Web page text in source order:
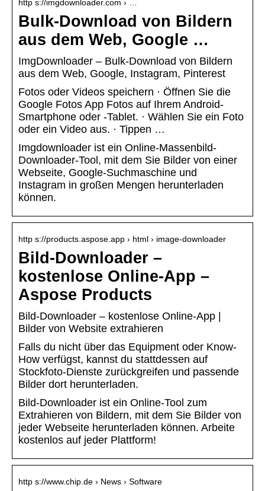
http s://imgdownloader.com › …
Bulk-Download von Bildern
aus dem Web, Google …
ImgDownloader – Bulk-Download von Bildern
aus dem Web, Google, Instagram, Pinterest
Fotos oder Videos speichern · Öffnen Sie die
Google Fotos App Fotos auf Ihrem Android-
Smartphone oder -Tablet. · Wählen Sie ein Foto
oder ein Video aus. · Tippen …
Imgdownloader ist ein Online-Massenbild-
Downloader-Tool, mit dem Sie Bilder von einer
Webseite, Google-Suchmaschine und
Instagram in großen Mengen herunterladen
können.
http s://products.aspose.app › html › image-downloader
Bild-Downloader –
kostenlose Online-App –
Aspose Products
Bild-Downloader – kostenlose Online-App |
Bilder von Website extrahieren
Falls du nicht über das Equipment oder Know-
How verfügst, kannst du stattdessen auf
Stockfoto-Dienste zurückgreifen und passende
Bilder dort herunterladen.
Bild-Downloader ist ein Online-Tool zum
Extrahieren von Bildern, mit dem Sie Bilder von
jeder Webseite herunterladen können. Arbeite
kostenlos auf jeder Plattform!
http s://www.chip.de › News › Software